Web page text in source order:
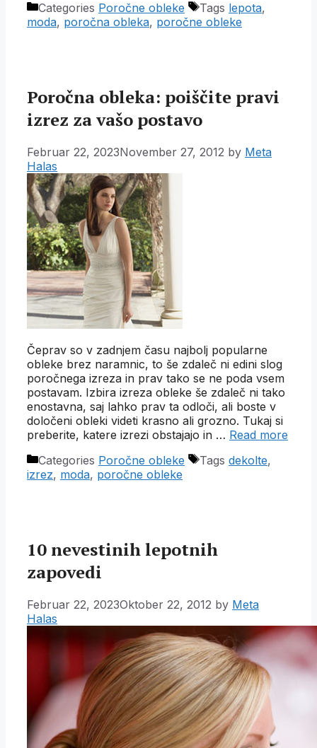
Categories Poročne obleke Tags lepota,
moda, poročna obleka, poročne obleke
Poročna obleka: poiščite pravi
izrez za vašo postavo
Februar 22, 2023November 27, 2012 by Meta
Halas
Čeprav so v zadnjem času najbolj popularne
obleke brez naramnic, to še zdaleč ni edini slog
poročnega izreza in prav tako se ne poda vsem
postavam. Izbira izreza obleke še zdaleč ni tako
enostavna, saj lahko prav ta odloči, ali boste v
določeni obleki videti krasno ali grozno. Tukaj si
preberite, katere izrezi obstajajo in … Read more
Categories Poročne obleke Tags dekolte,
izrez, moda, poročne obleke
10 nevestinih lepotnih
zapovedi
Februar 22, 2023Oktober 22, 2012 by Meta
Halas